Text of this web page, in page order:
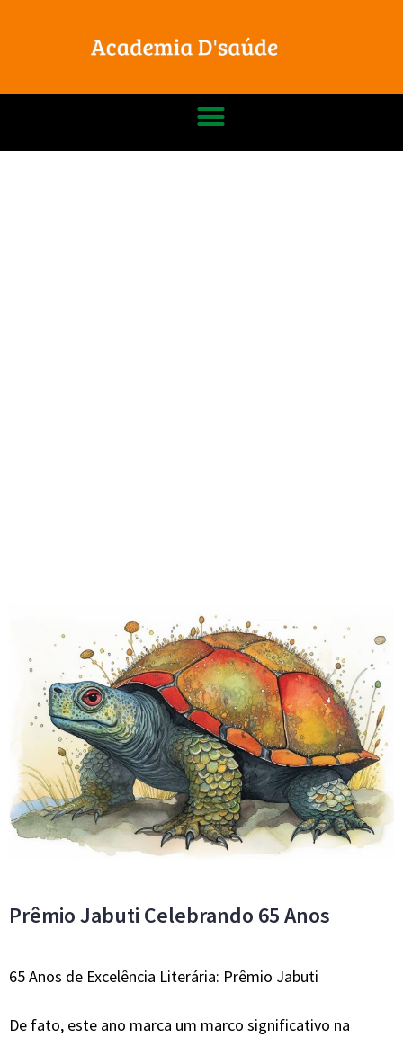
Prêmio Jabuti Celebrando 65 Anos
65 Anos de Excelência Literária: Prêmio Jabuti
De fato, este ano marca um marco significativo na